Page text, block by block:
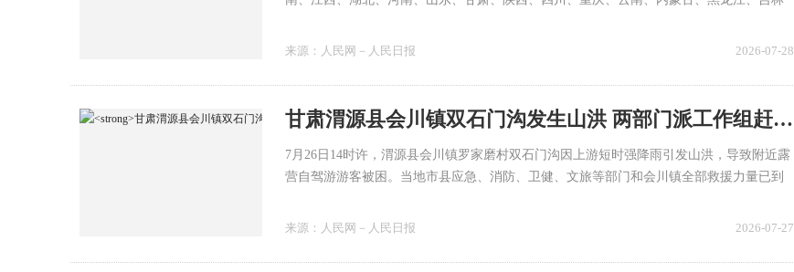
来源： 人民网－人民日报 2026-07-28
甘肃渭源县会川镇双石门沟发生山洪 两部门派工作组赶赴现场（扎实做好防灾救灾各项工作）
7月26日14时许，渭源县会川镇罗家磨村双石门沟因上游短时强降雨引发山洪，导致附近露
营自驾游游客被困。当地市县应急、消防、卫健、文旅等部门和会川镇全部救援力量已到
救被困人员230人，其中23人受伤，均安排救治。目前已完成前三轮现场搜救，正在进行第
名，发放救援物资400余件。
来源： 人民网－人民日报 2026-07-27